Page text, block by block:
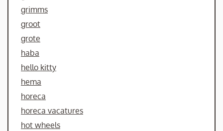
grimms
groot
grote
haba
hello kitty
hema
horeca
horeca vacatures
hot wheels